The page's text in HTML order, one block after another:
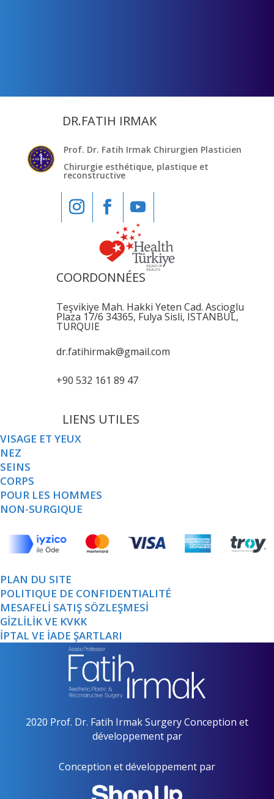
DR.FATIH IRMAK
Prof. Dr. Fatih Irmak Chirurgien Plasticien
Chirurgie esthétique, plastique et
reconstructive
COORDONNÉES
Teşvikiye Mah. Hakki Yeten Cad. Ascioglu
Plaza 17/6 34365, Fulya Sisli, ISTANBUL,
TURQUIE
dr.fatihirmak@gmail.com
+90 532 161 89 47
LIENS UTILES
VISAGE ET YEUX
NEZ
SEINS
CORPS
POUR LES HOMMES
NON-SURGIQUE
PLAN DU SITE
POLITIQUE DE CONFIDENTIALITÉ
MESAFELİ SATIŞ SÖZLEŞMESİ
GİZLİLİK VE KVKK
İPTAL VE İADE ŞARTLARI
2020 Prof. Dr. Fatih Irmak Surgery Conception et
développement par
Conception et développement par